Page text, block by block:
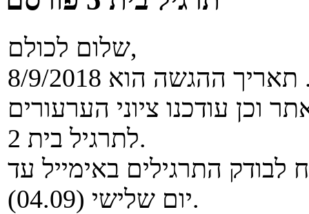
שלום לכולם,
תרגיל בית 3 עלו לאתר וכן עודכנו ציוני הערעורים
לתרגיל בית 2.
בית 3 ניתן לשלוח לבודק התרגילים באימייל עד
יום שלישי (04.09).